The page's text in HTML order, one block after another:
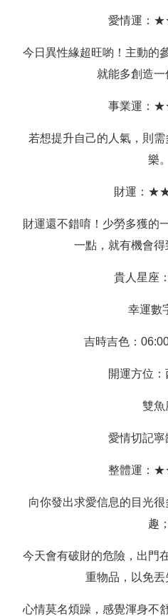
愛情運
今日異性緣超旺喲！主動的
就能多創造一
事業運
若想提升自己的人氣，則
樂。
財運：
財運還不錯唷！少勞多獲的
一點，就有機會得
貴人星座
幸運數
吉時吉色：
開運方位：
雙魚
愛情切記寧
整體運
向你發出求愛信息的目光
趣；
今天會有破財的危險，出門
重物品，以免丟
心情莫名煩躁，感覺渾身不